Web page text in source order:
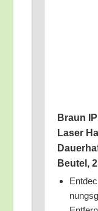
Braun
Laser
Beu­tel,